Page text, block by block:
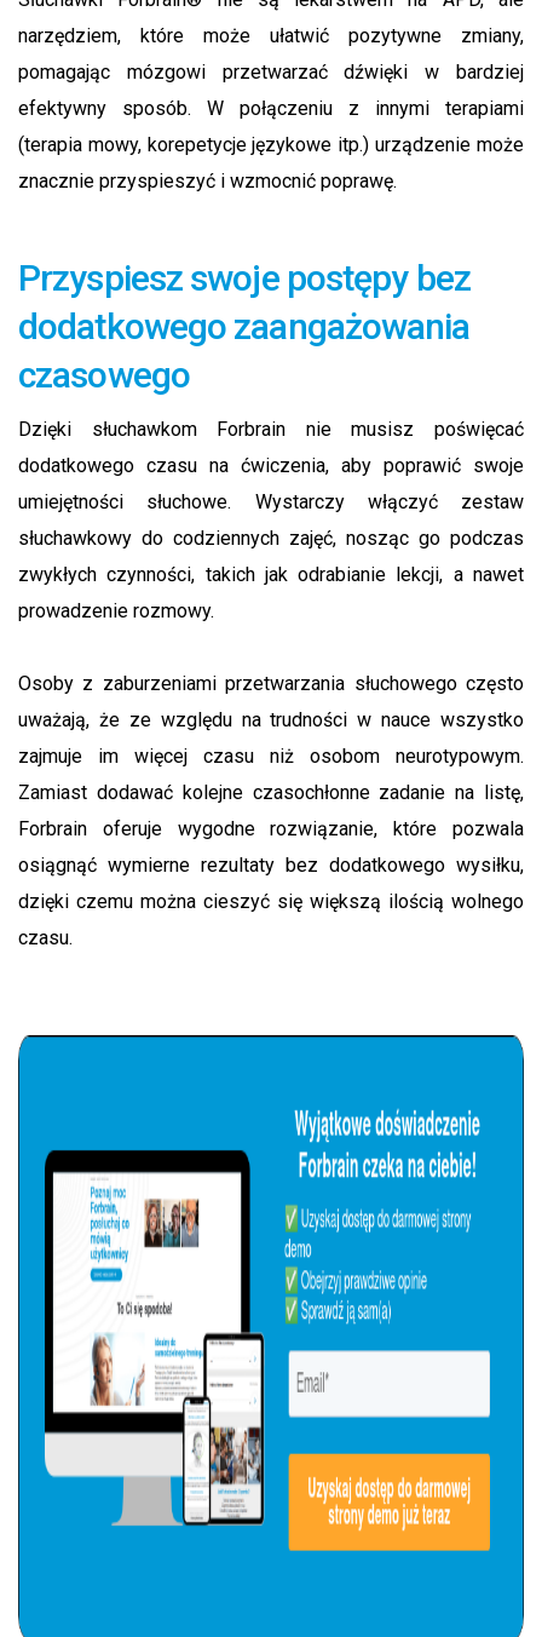
narzędziem, które może ułatwić pozytywne zmiany,
pomagając mózgowi przetwarzać dźwięki w bardziej
efektywny sposób. W połączeniu z innymi terapiami
(terapia mowy, korepetycje językowe itp.) urządzenie może
znacznie przyspieszyć i wzmocnić poprawę.
Przyspiesz swoje postępy bez
dodatkowego zaangażowania
czasowego
Dzięki słuchawkom Forbrain nie musisz poświęcać
dodatkowego czasu na ćwiczenia, aby poprawić swoje
umiejętności słuchowe. Wystarczy włączyć zestaw
słuchawkowy do codziennych zajęć, nosząc go podczas
zwykłych czynności, takich jak odrabianie lekcji, a nawet
prowadzenie rozmowy.
Osoby z zaburzeniami przetwarzania słuchowego często
uważają, że ze względu na trudności w nauce wszystko
zajmuje im więcej czasu niż osobom neurotypowym.
Zamiast dodawać kolejne czasochłonne zadanie na listę,
Forbrain oferuje wygodne rozwiązanie, które pozwala
osiągnąć wymierne rezultaty bez dodatkowego wysiłku,
dzięki czemu można cieszyć się większą ilością wolnego
czasu.